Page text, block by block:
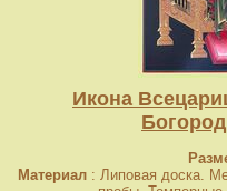
Икона
Материал : Липовая доска.